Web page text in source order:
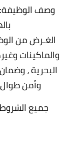
وصف
الغـرض من
والماكينات
البحرية ،
وأمن
جميع